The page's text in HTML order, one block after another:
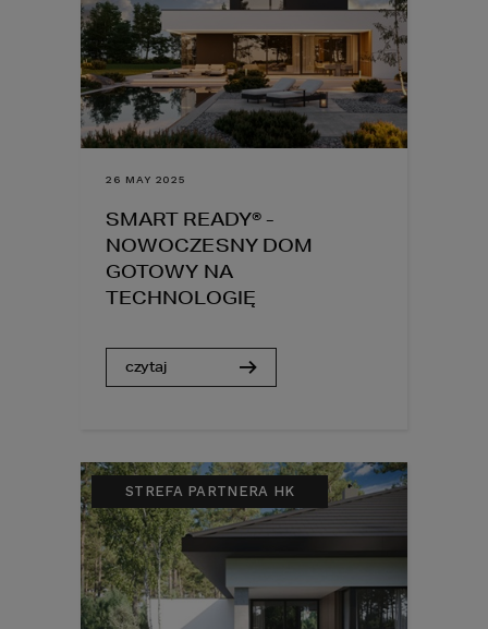
26 MAY 2025
SMART READY® -
NOWOCZESNY DOM
GOTOWY NA
TECHNOLOGIĘ
czytaj
STREFA PARTNERA HK